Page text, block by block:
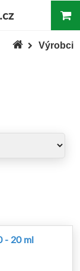
Výrobci
- 20 ml